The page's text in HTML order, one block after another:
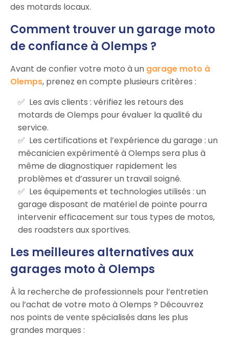
des motards locaux.
Comment trouver un garage moto
de confiance à Olemps ?
Avant de confier votre moto à un garage moto à
Olemps, prenez en compte plusieurs critères :
Les avis clients : vérifiez les retours des
motards de Olemps pour évaluer la qualité du
service.
Les certifications et l’expérience du garage : un
mécanicien expérimenté à Olemps sera plus à
même de diagnostiquer rapidement les
problèmes et d’assurer un travail soigné.
Les équipements et technologies utilisés : un
garage disposant de matériel de pointe pourra
intervenir efficacement sur tous types de motos,
des roadsters aux sportives.
Les meilleures alternatives aux
garages moto à Olemps
À la recherche de professionnels pour l’entretien
ou l’achat de votre moto à Olemps ? Découvrez
nos points de vente spécialisés dans les plus
grandes marques :